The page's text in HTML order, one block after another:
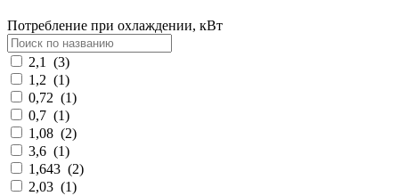
Потребление при охлаждении, кВт
2,1 (3)
1,2 (1)
0,72 (1)
0,7 (1)
1,08 (2)
3,6 (1)
1,643 (2)
2,03 (1)